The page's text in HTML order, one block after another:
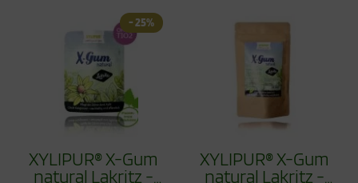
XYLIPUR® X-Gum
natural Lakritz -
- 25%
XYLIPUR® X-Gum
natural Lakritz -